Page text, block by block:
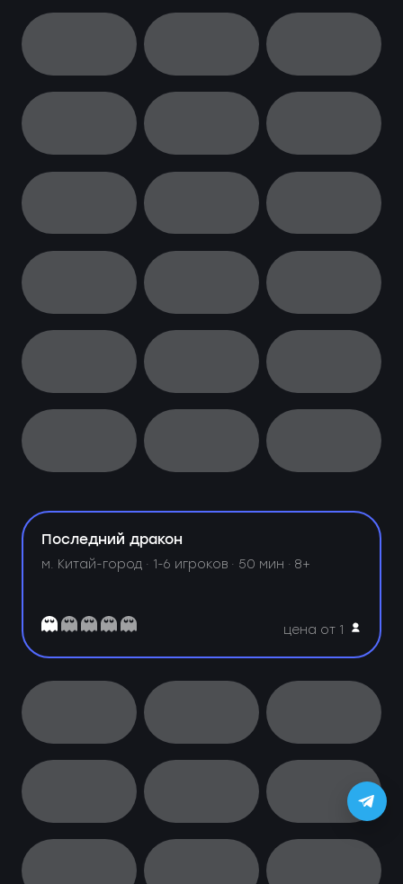
Последний дракон
м. Китай-город · 1-6 игроков · 50 мин · 8+
цена от 1